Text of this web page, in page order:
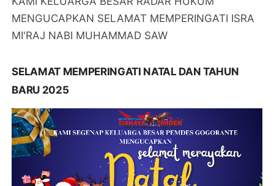
MENGUCAPKAN SELAMAT MEMPERINGATI ISRA
MI'RAJ NABI MUHAMMAD SAW
SELAMAT MEMPERINGATI NATAL DAN TAHUN
BARU 2025